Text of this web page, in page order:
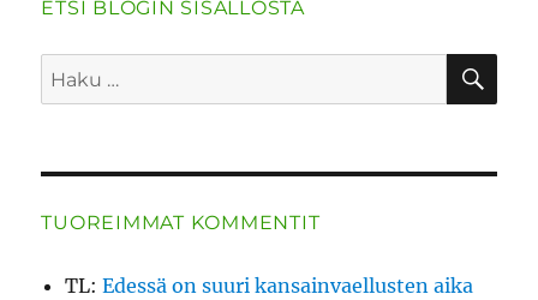
ETSI BLOGIN SISÄLLÖSTÄ
Etsi:
TUOREIMMAT KOMMENTIT
TL:Edessä on suuri kansainvaellusten aika